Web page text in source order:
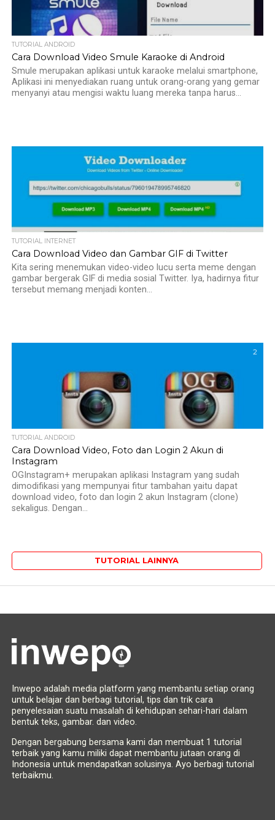
TUTORIAL ANDROID
Cara Download Video Smule Karaoke di Android
Smule merupakan aplikasi untuk karaoke melalui smartphone,
Aplikasi ini menyediakan ruang untuk orang-orang yang gemar
menyanyi atau mengisi waktu luang mereka tanpa harus...
TUTORIAL INTERNET
Cara Download Video dan Gambar GIF di Twitter
Kita sering menemukan video-video lucu serta meme dengan
gambar bergerak GIF di media sosial Twitter. Iya, hadirnya fitur
tersebut memang menjadi konten...
2
TUTORIAL ANDROID
Cara Download Video, Foto dan Login 2 Akun di
Instagram
OGInstagram+ merupakan aplikasi Instagram yang sudah
dimodifikasi yang mempunyai fitur tambahan yaitu dapat
download video, foto dan login 2 akun Instagram (clone)
sekaligus. Dengan...
TUTORIAL LAINNYA
Inwepo adalah media platform yang membantu setiap orang
untuk belajar dan berbagi tutorial, tips dan trik cara
penyelesaian suatu masalah di kehidupan sehari-hari dalam
bentuk teks, gambar. dan video.
Dengan bergabung bersama kami dan membuat 1 tutorial
terbaik yang kamu miliki dapat membantu jutaan orang di
Indonesia untuk mendapatkan solusinya. Ayo berbagi tutorial
terbaikmu.